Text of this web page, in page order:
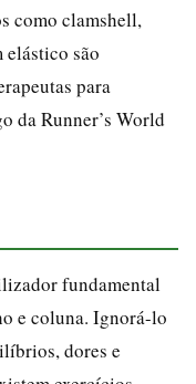
como clamshell,
elástico são
para
da Runner’s World
fundamental
e coluna. Ignorá-lo
dores e